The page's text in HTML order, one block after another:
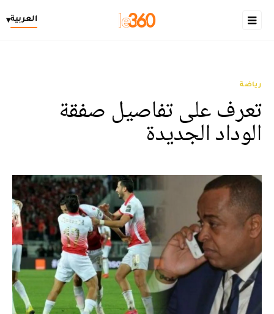
العربية▾
رياضة
تعرف على تفاصيل صفقة
الوداد الجديدة